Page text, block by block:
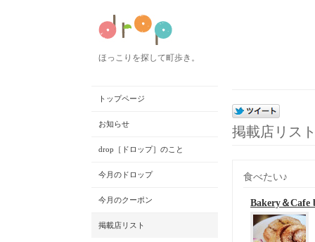
ほっこりを探して町歩き。
掲載店リス
食べたい♪
Bakery＆Cafe
トップページ
お知らせ
drop［ドロップ］のこと
今月のドロップ
今月のクーポン
掲載店リスト